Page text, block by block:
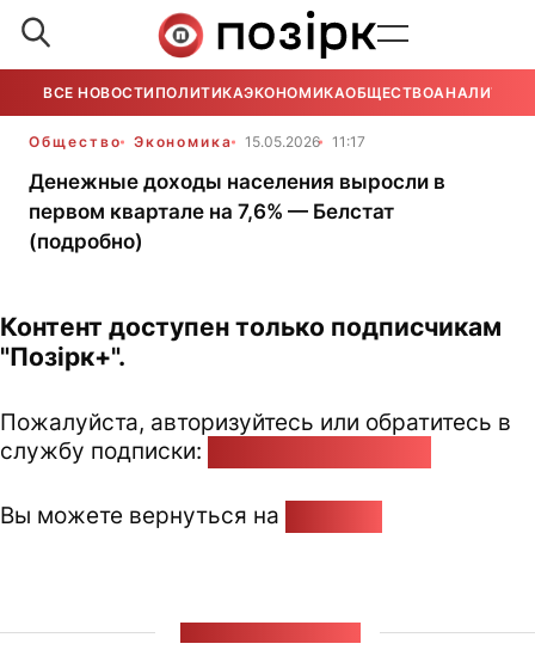
ВСЕ НОВОСТИ ПОЛИТИКАЭКОНОМИКАОБЩЕСТВОАНАЛИТИКА
Общество Экономика 15.05.2026 11:17
Денежные доходы населения выросли в
первом квартале на 7,6% — Белстат
(подробно)
Контент доступен только подписчикам
"Позірк+".
Пожалуйста, авторизуйтесь или обратитесь в
службу подписки:
Вы можете вернуться на